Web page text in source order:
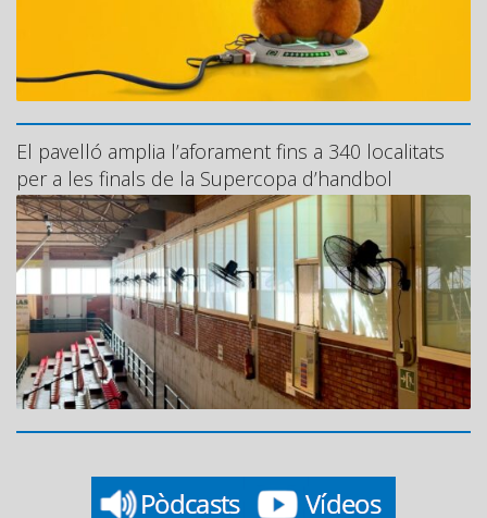
El pavelló amplia l’aforament fins a 340 localitats
per a les finals de la Supercopa d’handbol